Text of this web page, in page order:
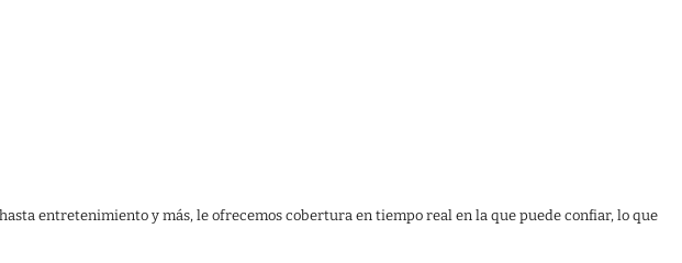
entretenimiento y más, le ofrecemos cobertura en tiempo real en la que puede confiar, lo que